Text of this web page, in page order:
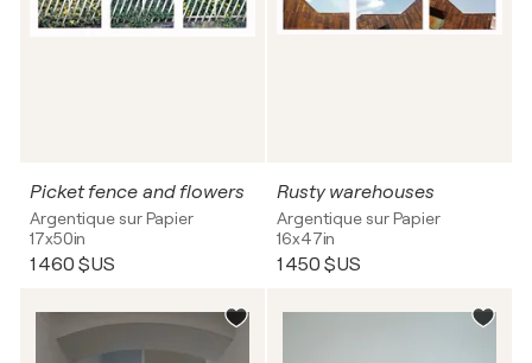
Picket fence and flowers
Argentique sur Papier
17x50in
1 460 $US
Rusty warehouses
Argentique sur Papier
16x47in
1 450 $US